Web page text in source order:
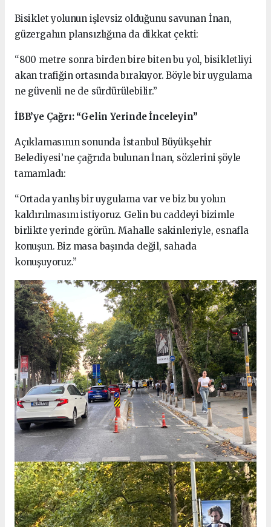
Bisiklet yolunun işlevsiz olduğunu savunan İnan,
güzergahın plansızlığına da dikkat çekti:
“800 metre sonra birden bire biten bu yol, bisikletliyi
akan trafiğin ortasında bırakıyor. Böyle bir uygulama
ne güvenli ne de sürdürülebilir.”
İBB’ye Çağrı: “Gelin Yerinde İnceleyin”
Açıklamasının sonunda İstanbul Büyükşehir
Belediyesi’ne çağrıda bulunan İnan, sözlerini şöyle
tamamladı:
“Ortada yanlış bir uygulama var ve biz bu yolun
kaldırılmasını istiyoruz. Gelin bu caddeyi bizimle
birlikte yerinde görün. Mahalle sakinleriyle, esnafla
konuşun. Biz masa başında değil, sahada
konuşuyoruz.”